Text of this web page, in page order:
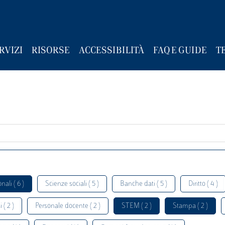
RISORSE ACCESSIBILITÀ FAQ E GUIDE
( 6 ) Scienze sociali ( 5 ) Banche dati ( 5 ) Diritto ( 4 )
( 2 ) Personale docente ( 2 ) STEM ( 2 ) Stampa ( 2 )